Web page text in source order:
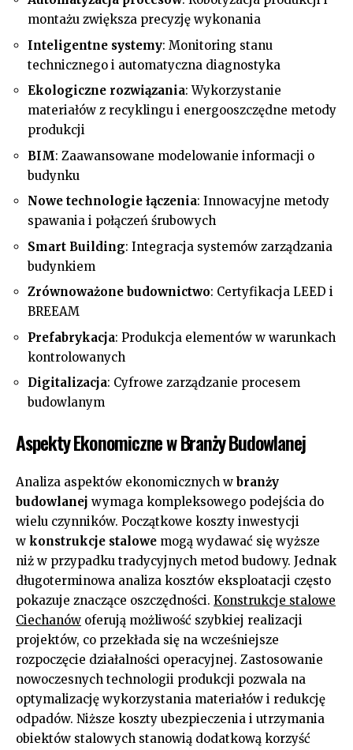
montażu zwiększa precyzję wykonania
Inteligentne systemy: Monitoring stanu
technicznego i automatyczna diagnostyka
Ekologiczne rozwiązania: Wykorzystanie
materiałów z recyklingu i energooszczędne metody
produkcji
BIM: Zaawansowane modelowanie informacji o
budynku
Nowe technologie łączenia: Innowacyjne metody
spawania i połączeń śrubowych
Smart Building: Integracja systemów zarządzania
budynkiem
Zrównoważone budownictwo: Certyfikacja LEED i
BREEAM
Prefabrykacja: Produkcja elementów w warunkach
kontrolowanych
Digitalizacja: Cyfrowe zarządzanie procesem
budowlanym
Aspekty Ekonomiczne w Branży Budowlanej
Analiza aspektów ekonomicznych w branży
budowlanej wymaga kompleksowego podejścia do
wielu czynników. Początkowe koszty inwestycji
w konstrukcje stalowe mogą wydawać się wyższe
niż w przypadku tradycyjnych metod budowy. Jednak
długoterminowa analiza kosztów eksploatacji często
pokazuje znaczące oszczędności. Konstrukcje stalowe
Ciechanów oferują możliwość szybkiej realizacji
projektów, co przekłada się na wcześniejsze
rozpoczęcie działalności operacyjnej. Zastosowanie
nowoczesnych technologii produkcji pozwala na
optymalizację wykorzystania materiałów i redukcję
odpadów. Niższe koszty ubezpieczenia i utrzymania
obiektów stalowych stanowią dodatkową korzyść